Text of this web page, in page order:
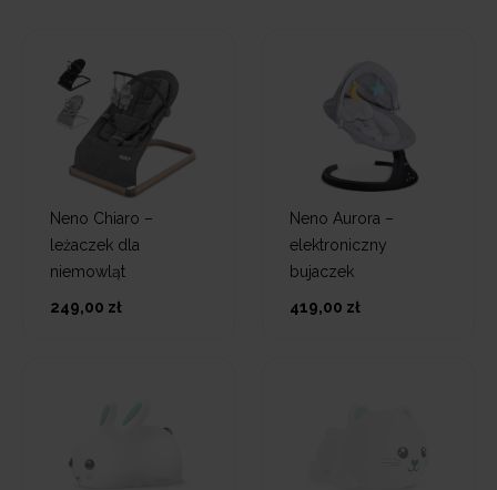
Neno Chiaro –
leżaczek dla
niemowląt
249,00 zł
Neno Aurora –
elektroniczny
bujaczek
419,00 zł